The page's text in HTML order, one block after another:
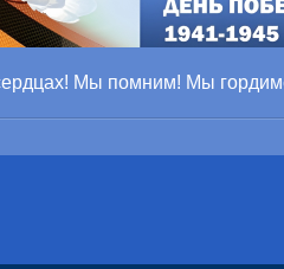
Мы помним! Мы